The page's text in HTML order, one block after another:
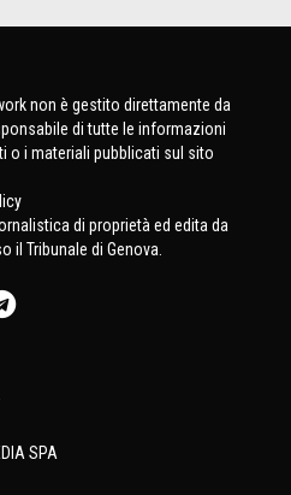
non è gestito direttamente da
di tutte le informazioni
o i materiali pubblicati sul sito
di proprietà ed edita da
il Tribunale di Genova.
SPA